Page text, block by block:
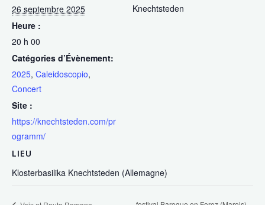
26 septembre 2025
Heure :
20 h 00
Catégories d’Évènement:
2025, Caleidoscopio,
Concert
Site :
https://knechtsteden.com/pr
ogramm/
LIEU
Klosterbasilika Knechtsteden (Allemagne)
Knechtsteden